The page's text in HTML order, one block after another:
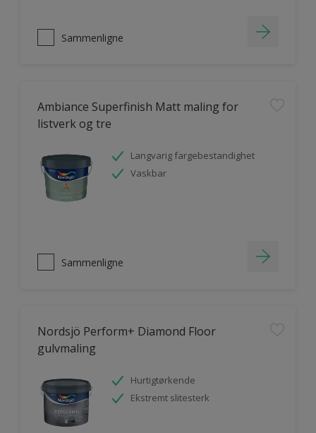
Sammenligne
Ambiance Superfinish Matt maling for
listverk og tre
Langvarig fargebestandighet
Vaskbar
Sammenligne
Nordsjö Perform+ Diamond Floor
gulvmaling
Hurtigtørkende
Ekstremt slitesterk